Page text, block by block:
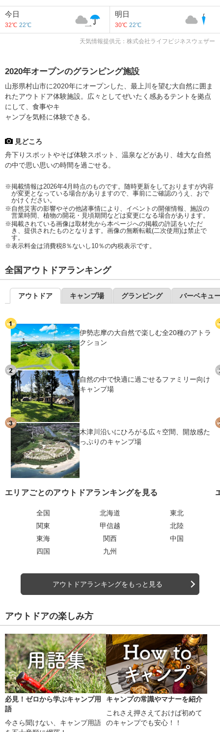
今日
32℃ 22℃
明日
30℃ 22℃
天気情報提供元：株式会社ライフビジネスウェザー
2020年オープンのグランピング施設
山形県村山市に2020年にオープンした、最上川を望む大自然に囲ま
れたアウトドア体験施設。広々としてぜいたく感あるテントを拠点
にして、食事やキ
ャンプを気軽に体験できる。
見どころ
舟下りスポットやそば体験スポット、温泉などがあり、雄大な自然
の中で思い思いの時間を過ごせる。
※掲載情報は2026年4月時点のものです。随時更新をしておりますが内容
が変更となっている場合がありますので、事前にご確認のうえ、おで
かけください。
※自然災害の影響やその他諸事情により、イベントの開催情報、施設の
営業時間、植物の開花・見頃期間などは変更になる場合があります。
※掲載されている画像は取材先から本ページへの掲載の許諾をいただ
き、提供されたものとなります。画像の無断転載(二次使用)は禁止で
す。
※表示料金は消費税8％ないし10％の内税表示です。
全国アウトドアランキング
アウトドア キャンプ場 グランピング バーベキュ
伊勢志摩の大自然で楽しむ全20種のアトラ
クション
自然の中で快適に過ごせるファミリー向け
キャンプ場
木津川沿いにひろがる広々空間、開放感た
っぷりのキャンプ場
エリアごとのアウトドアランキングを見る
全国 北海道
東北
関東
甲信越
北陸
東海
関西
中国
四国
九州
アウトドアランキングをもっと見る
アウトドアの楽しみ方
必見！ゼロから学ぶキャンプ用
語
今さら聞けない、キャンプ用語
キャンプの常識やマナーを紹介
これさえ押さえておけば初めて
のキャンプでも安心！！